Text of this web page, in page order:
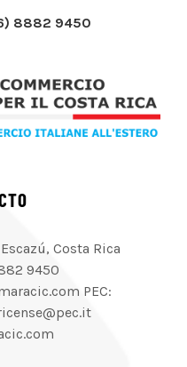
8882 9450
Costa Rica
9450
PEC: